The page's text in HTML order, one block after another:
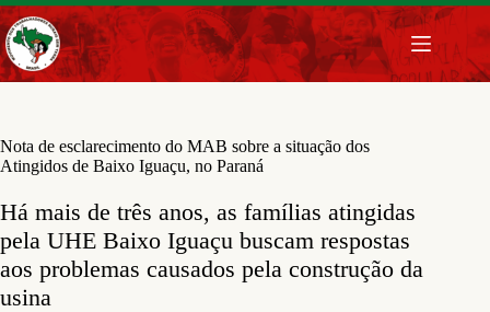
Pular
para
o
conteúdo
Nota de esclarecimento do MAB sobre a situação dos
Atingidos de Baixo Iguaçu, no Paraná
Há mais de três anos, as famílias atingidas
pela UHE Baixo Iguaçu buscam respostas
aos problemas causados pela construção da
usina